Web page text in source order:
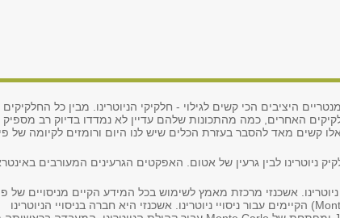
היציבים הכי קשים לגילוי - חלקיקי הניוטרינו. מבין כל החלקיקים
האחרים, כמה מהתכונות שלהם עדיין לא נמדדו בדיוק רב מספיק
מאד להסבר בעזרת הכלים שיש לנו היום ורומזים לקיומה של
ניוטרינו לבין גרעין של אטום. האפקטים הגרעינים המעורבים
אשכנזי מרכזת מאמץ לשימוש בכל המידע הקיים מניסויים של
אלקטרונים על גרעיני אטום על מנת לשפר את המודלים ואת מחוללי הארועים (Monte Carlo) הקיימים עבור ניסויי ניוטרינו. אשכנזי היא חברה בניסויי הניוטרינו